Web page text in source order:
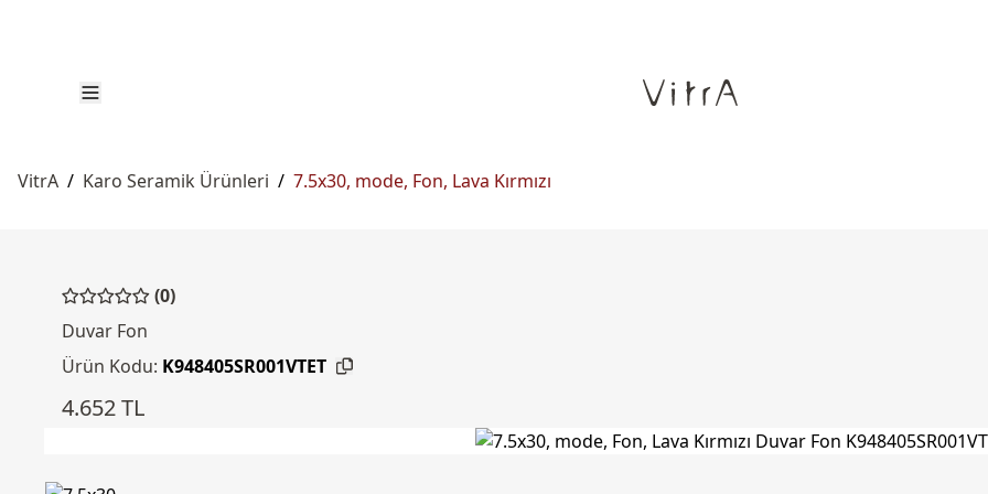
VitrA / Karo Seramik Ürünleri / 7.5x30, mode, Fon, Lava Kırmızı
(0)
Duvar Fon
Ürün Kodu: K948405SR001VTET
4.652 TL